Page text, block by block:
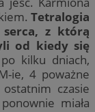
Tetralogia
z którą
od kiedy się
kilku dniach,
ie, 4 poważne
czasie
miała